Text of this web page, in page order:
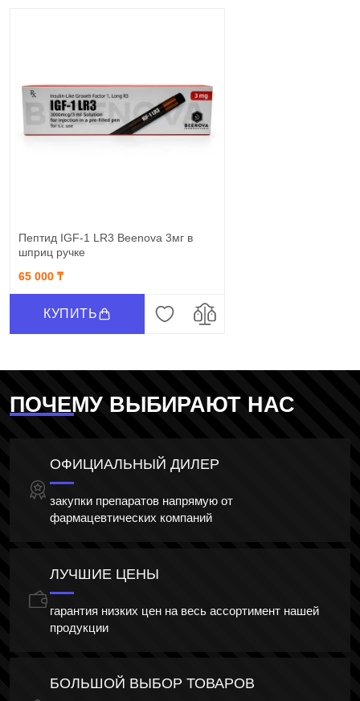
Пептид IGF-1 LR3 Beenova 3мг в
шприц ручке
65 000 ₸
КУПИТЬ
ПОЧЕМУ ВЫБИРАЮТ НАС
ОФИЦИАЛЬНЫЙ ДИЛЕР
закупки препаратов напрямую от
фармацевтических компаний
ЛУЧШИЕ ЦЕНЫ
гарантия низких цен на весь ассортимент нашей
продукции
БОЛЬШОЙ ВЫБОР ТОВАРОВ